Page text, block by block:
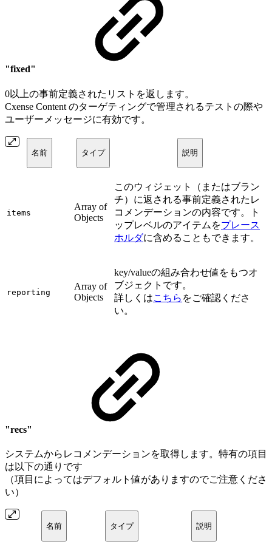
"fixed"
0以上の事前定義されたリストを返します。
Cxense Content のターゲティングで管理されるテストの際や
ユーザーメッセージに有効です。
名前 タイプ 説明
items
Array of
Objects
このウィジェット（またはブラン
チ）に返される事前定義されたレ
コメンデーションの内容です。ト
ップレベルのアイテムをプレース
ホルダに含めることもできます。
reporting
Array of
Objects
key/valueの組み合わせ値をもつオ
ブジェクトです。
詳しくはこちら をご確認くださ
い。
"recs"
システムからレコメンデーションを取得します。特有の項目
は以下の通りです
（項目によってはデフォルト値がありますのでご注意くださ
い）
名前 タイプ 説明